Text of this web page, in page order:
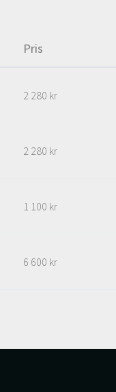
Pris
2 280 kr
2 280 kr
1 100 kr
6 600 kr